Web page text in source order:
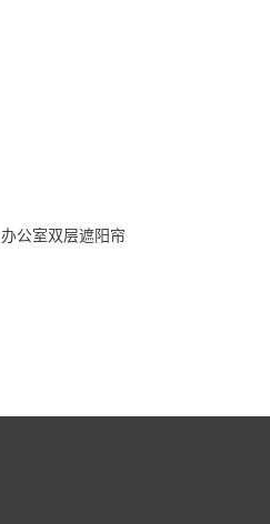
办公室双层遮阳帘